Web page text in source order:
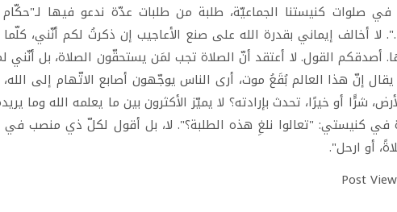
في صلوات كنيستنا الجماعيّة، طلبة من طلبات عدّة ندعو فيها
لا أخالف إيماني بقدرة الله على صنع الأعاجيب إن ذكرتُ لكم أنّني،
أصدقكم القول. لا أعتقد أنّ الصلاة تجب لمَن يستحقّون الصلاة، بل أنّني
يقال إنّ هذا العالم بُقَعُ موت، أرى الناس يوجّهون أصابع الاتّهام إلى
شرًًا أو خيرًا، تحدث بإرادته؟ لا يميّز الأكثرون بين ما يعلمه الله وما
في كنيستي: "تعالوا نلغِ هذه الطلبة؟". لا، بل أقول لكلّ ذي منصب
أو ارحل".
Post